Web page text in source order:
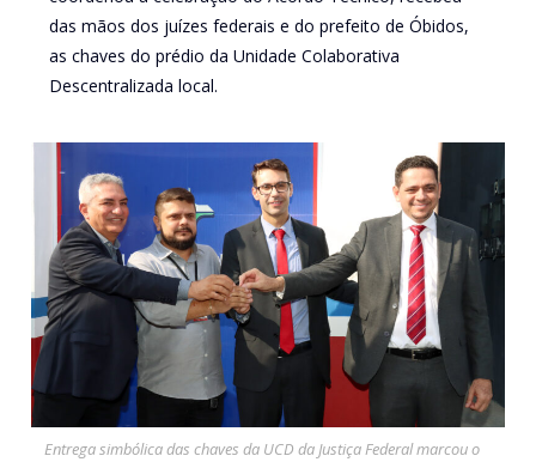
das mãos dos juízes federais e do prefeito de Óbidos,
as chaves do prédio da Unidade Colaborativa
Descentralizada local.
Entrega simbólica das chaves da UCD da Justiça Federal marcou o